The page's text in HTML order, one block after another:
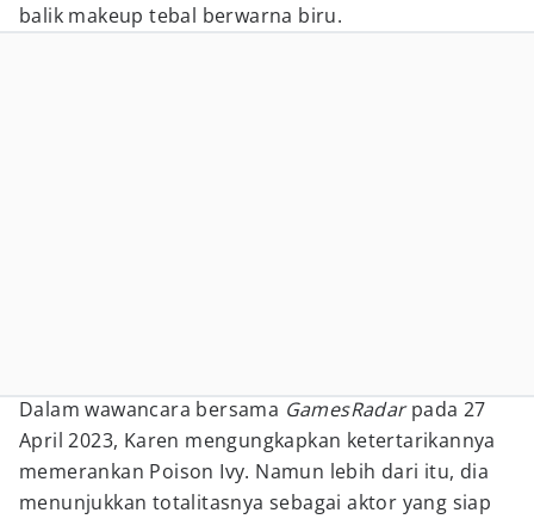
balik makeup tebal berwarna biru.
Dalam wawancara bersama GamesRadarpada 27
April 2023, Karen mengungkapkan ketertarikannya
memerankan Poison Ivy. Namun lebih dari itu, dia
menunjukkan totalitasnya sebagai aktor yang siap